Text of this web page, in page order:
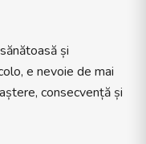
și
e nevoie de mai
consecvență și